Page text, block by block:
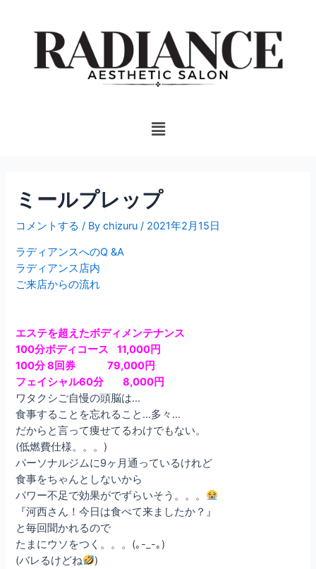
Menu
ミールプレップ
コメントする / Bychizuru/ 2021年2月15日
ラディアンスへのQ &A
ラディアンス店内
ご来店からの流れ
エステを超えたボディメンテナンス
100分ボディコース 11,000円
100分 8回券 79,000円
フェイシャル60分 8,000円
ワタクシご自慢の頭脳は…
食事することを忘れること…多々…
だからと言って痩せてるわけでもない。
(低燃費仕様。。。)
パーソナルジムに9ヶ月通っているけれど
食事をちゃんとしないから
パワー不足で効果がでずらいそう。。。
『河西さん！今日は食べて来ましたか？』
と毎回聞かれるので
たまにウソをつく。。。(｡-_-｡)
(バレるけどね
)
ビ
ゲ